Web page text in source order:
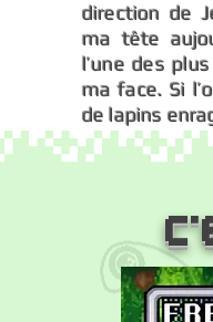
direction de
ma tête
l’une des
ma face. Si
de lapins